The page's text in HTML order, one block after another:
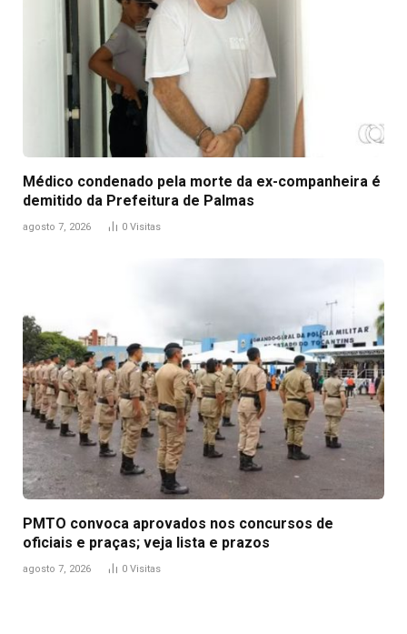
Médico condenado pela morte da ex-companheira é
demitido da Prefeitura de Palmas
agosto 7, 2026 0 Visitas
PMTO convoca aprovados nos concursos de
oficiais e praças; veja lista e prazos
agosto 7, 2026 0 Visitas